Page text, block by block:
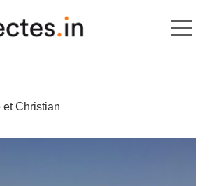
et Christian